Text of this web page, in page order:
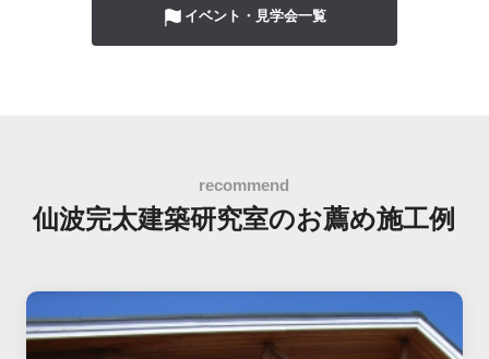
イベント・見学会一覧
仙波完太建築研究室のお薦め施工例